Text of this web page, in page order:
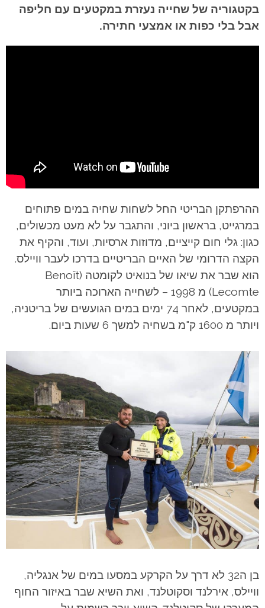
בקטגוריה של שחייה נעזרת במקטעים עם חליפה
אבל בלי כפות או אמצעי חתירה.
ההרפתקן הבריטי החל לשחות שחיה במים פתוחים
במרגייט, בראשון ביוני, והתגבר על לא מעט מכשולים,
כגון: גלי חום קייציים, מדוזות ארסיות, ועוד, והקיף את
הקצה הדרומי של האיים הבריטיים בדרכו לעבר וויילס.
הוא שבר את שיאו של בנואיט לקומטה (Benoît
Lecomte) מ 1998 – לשחייה הארוכה ביותר
במקטעים, לאחר 74 ימים במים הגועשים של בריטניה,
ויותר מ 1600 ק"מ בשחיה למשך 6 שעות ביום.
בן ה32 לא דרך על הקרקע במסעו במים של אנגליה,
וויילס, אירלנד וסקוטלנד, ואת השיא שבר באיזור החוף